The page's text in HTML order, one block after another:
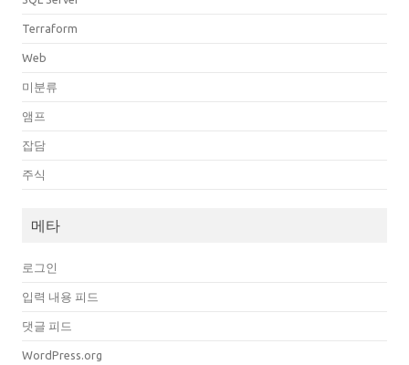
Terraform
Web
미분류
앰프
잡담
주식
메타
로그인
입력 내용 피드
댓글 피드
WordPress.org